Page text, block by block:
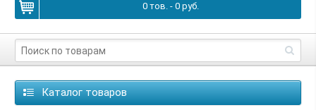
0тов. - 0руб.
Каталог товаров